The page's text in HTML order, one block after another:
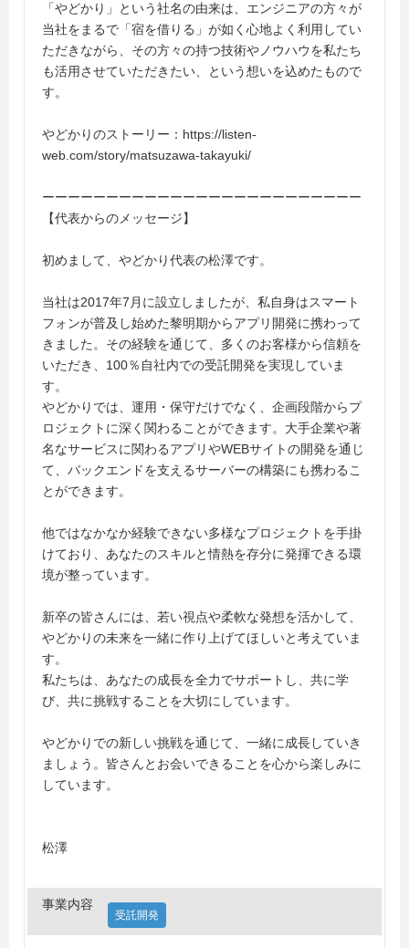
「やどかり」という社名の由来は、エンジニアの方々が
当社をまるで「宿を借りる」が如く心地よく利用してい
ただきながら、その方々の持つ技術やノウハウを私たち
も活用させていただきたい、という想いを込めたもので
す。
やどかりのストーリー：https://listen-
web.com/story/matsuzawa-takayuki/
ーーーーーーーーーーーーーーーーーーーーーーーーー
【代表からのメッセージ】
初めまして、やどかり代表の松澤です。
当社は2017年7月に設立しましたが、私自身はスマート
フォンが普及し始めた黎明期からアプリ開発に携わって
きました。その経験を通じて、多くのお客様から信頼を
いただき、100％自社内での受託開発を実現していま
す。
やどかりでは、運用・保守だけでなく、企画段階からプ
ロジェクトに深く関わることができます。大手企業や著
名なサービスに関わるアプリやWEBサイトの開発を通じ
て、バックエンドを支えるサーバーの構築にも携わるこ
とができます。
他ではなかなか経験できない多様なプロジェクトを手掛
けており、あなたのスキルと情熱を存分に発揮できる環
境が整っています。
新卒の皆さんには、若い視点や柔軟な発想を活かして、
やどかりの未来を一緒に作り上げてほしいと考えていま
す。
私たちは、あなたの成長を全力でサポートし、共に学
び、共に挑戦することを大切にしています。
やどかりでの新しい挑戦を通じて、一緒に成長していき
ましょう。皆さんとお会いできることを心から楽しみに
しています。
松澤
事業内容
受託開発